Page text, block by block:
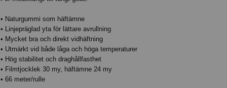
• Naturgummi som häftämne
• Linjepräglad yta för lättare avrullning
• Mycket bra och direkt vidhäftning
• Utmärkt vid både låga och höga temperaturer
• Hög stabilitet och draghållfasthet
• Filmtjocklek 30 my, häftämne 24 my
• 66 meter/rulle